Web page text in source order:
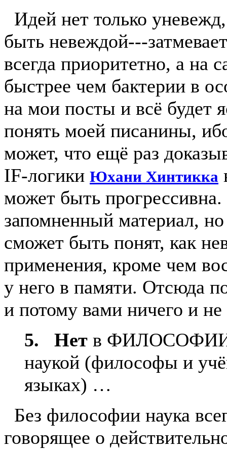
Идей нет только
быть невеждой---
всегда приоритетно, а на
быстрее чем бактерии в
на мои посты и всё будет
понять моей писанины,
может, что ещё раз
IF-логики Юхани Хинтикка
может быть
запомненный материал,
сможет быть понят, как
применения, кроме чем
у него в памяти. Отсюда
и потому вами ничего и не
5. Нет в ФИЛОСОФИИ
наукой (философы и
языках) …
Без философии наука
говорящее о